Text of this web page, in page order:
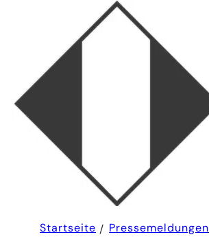
Startseite
Pressemeldungen